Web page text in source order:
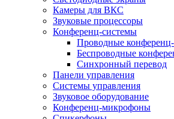
Камеры для ВКС
Звуковые процессоры
Конференц-системы
Проводные
Беспроводные
Синхронный перевод
Панели управления
Системы управления
Звуковое оборудование
Конференц-микрофоны